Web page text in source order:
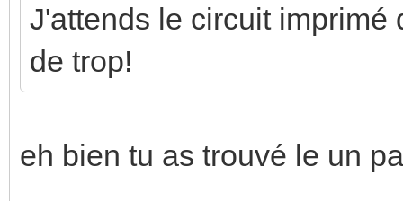
J'attends le circuit imprimé
de trop!
eh bien tu as trouvé le un